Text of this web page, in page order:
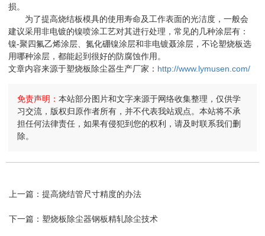
损。
为了提高烧结板模具的使用寿命及工作表面的光洁度，一般会
建议采用非电镀的镍喷涂工艺对其进行处理，常见的几种涂层有：
镍-聚四氟乙烯涂层、氮化硼镍涂层和非电镀聂涂层，不论塑烧板选
用哪种涂层，都能起到很好的防腐蚀作用。
文章内容来源于塑烧板除尘器生产厂家： http://www.lymusen.com/
免责声明：本站部分图片和文字来源于网络收集整理，仅供学
习交流，版权归原作者所有，并不代表我站观点。本站将不承
担任何法律责任，如果有侵犯到您的权利，请及时联系我们删
除。
上一篇： 提高烧结管尺寸精度的办法
下一篇： 塑烧板除尘器钢板精轧除尘技术